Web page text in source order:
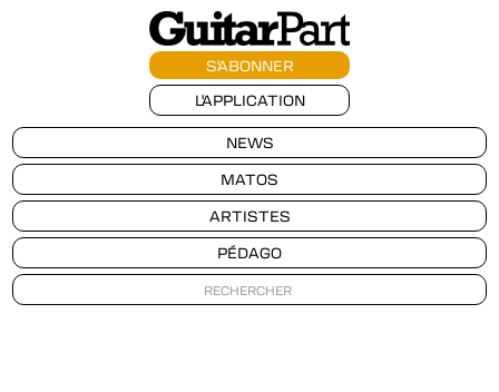
S'ABONNER
L'APPLICATION
NEWS
MATOS
ARTISTES
PÉDAGO